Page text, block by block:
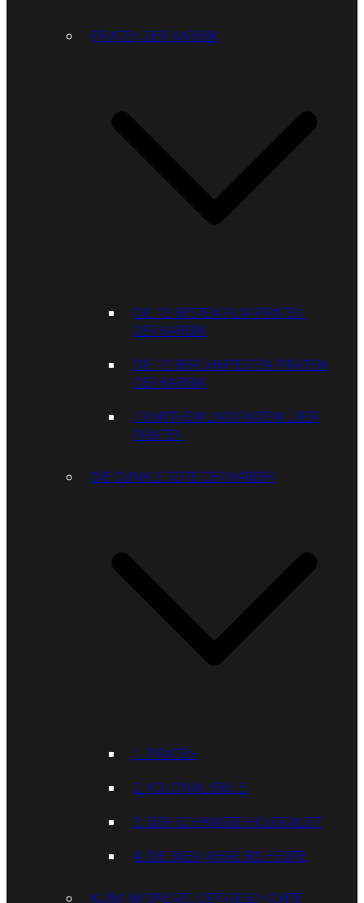
PIRATEN DER KARIBIK
DIE 13 BESTEN FILM-PIRATEN
DER KARIBIK
DIE 13 BERÜHMTESTEN PIRATEN
DER KARIBIK
13 MYTHEN UND FAKTEN ÜBER
PIRATEN
DIE DUNKLE SEITE DER KARIBIK
1. PIRATEN
2. KOLONIALISMUS
3. DER SCHWARZE HOLOCAUST
4. DIE 30ER-JAHRE BIS HEUTE
KUBA IM SPIEGEL DER GESCHICHTE